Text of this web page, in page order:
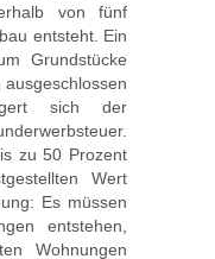
von fünf
entsteht. Ein
Grundstücke
sich der
zu 50 Prozent
Wert
Es müssen
entstehen,
Wohnungen